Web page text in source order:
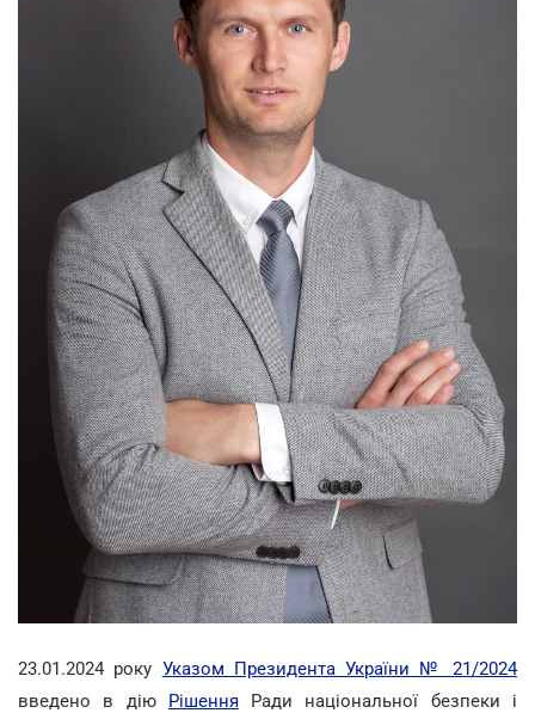
23.01.2024 року Указом Президента України № 21/2024
введено в дію Рішення Ради національної безпеки і